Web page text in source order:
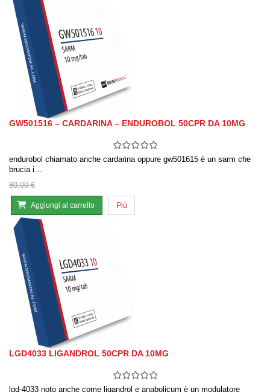
GW501516 – CARDARINA – ENDUROBOL 50CPR DA 10MG
endurobol chiamato anche cardarina oppure gw501615 è un sarm che
brucia i…
80,00 €
Aggiungi al carrello Più
LGD4033 LIGANDROL 50CPR DA 10MG
lgd-4033 noto anche come ligandrol e anabolicum è un modulatore